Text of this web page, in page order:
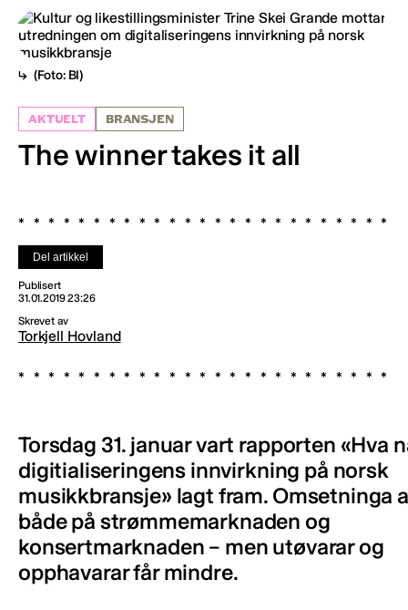
(Foto: BI)
AKTUELT BRANSJEN
The winner takes it all
Del artikkel
Publisert
31.01.2019 23:26
Skrevet av
Torkjell Hovland
Torsdag 31. januar vart rapporten «Hva
digitialiseringens innvirkning på norsk
musikkbransje» lagt fram. Omsetninga
både på strømmemarknaden og
konsertmarknaden – men utøvarar og
opphavarar får mindre.